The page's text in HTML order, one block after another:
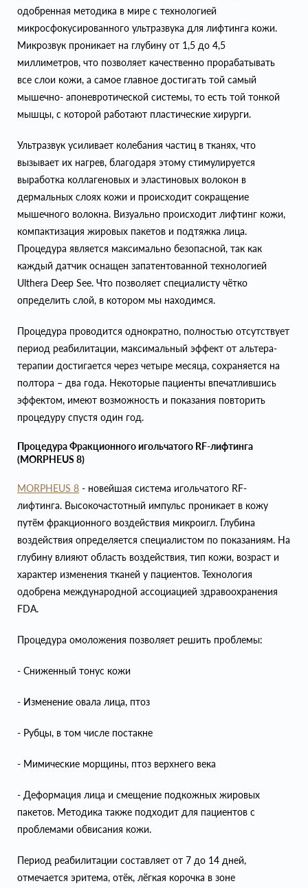
одобренная методика в мире с технологией
микросфокусированного ультразвука для лифтинга кожи.
Микрозвук проникает на глубину от 1,5 до 4,5
миллиметров, что позволяет качественно прорабатывать
все слои кожи, а самое главное достигать той самый
мышечно- апоневротической системы, то есть той тонкой
мышцы, с которой работают пластические хирурги.
Ультразвук усиливает колебания частиц в тканях, что
вызывает их нагрев, благодаря этому стимулируется
выработка коллагеновых и эластиновых волокон в
дермальных слоях кожи и происходит сокращение
мышечного волокна. Визуально происходит лифтинг кожи,
компактизация жировых пакетов и подтяжка лица.
Процедура является максимально безопасной, так как
каждый датчик оснащен запатентованной технологией
Ulthera Deep See. Что позволяет специалисту чётко
определить слой, в котором мы находимся.
Процедура проводится однократно, полностью отсутствует
период реабилитации, максимальный эффект от альтера-
терапии достигается через четыре месяца, сохраняется на
полтора – два года. Некоторые пациенты впечатлившись
эффектом, имеют возможность и показания повторить
процедуру спустя один год.
Процедура Фракционного игольчатого RF-лифтинга
(MORPHEUS 8)
MORPHEUS 8 - новейшая система игольчатого RF-
лифтинга. Высокочастотный импульс проникает в кожу
путём фракционного воздействия микроигл. Глубина
воздействия определяется специалистом по показаниям. На
глубину влияют область воздействия, тип кожи, возраст и
характер изменения тканей у пациентов. Технология
одобрена международной ассоциацией здравоохранения
FDA.
Процедура омоложения позволяет решить проблемы:
- Сниженный тонус кожи
- Изменение овала лица, птоз
- Рубцы, в том числе постакне
- Мимические морщины, птоз верхнего века
- Деформация лица и смещение подкожных жировых
пакетов. Методика также подходит для пациентов с
проблемами обвисания кожи.
Период реабилитации составляет от 7 до 14 дней,
отмечается эритема, отёк, лёгкая корочка в зоне